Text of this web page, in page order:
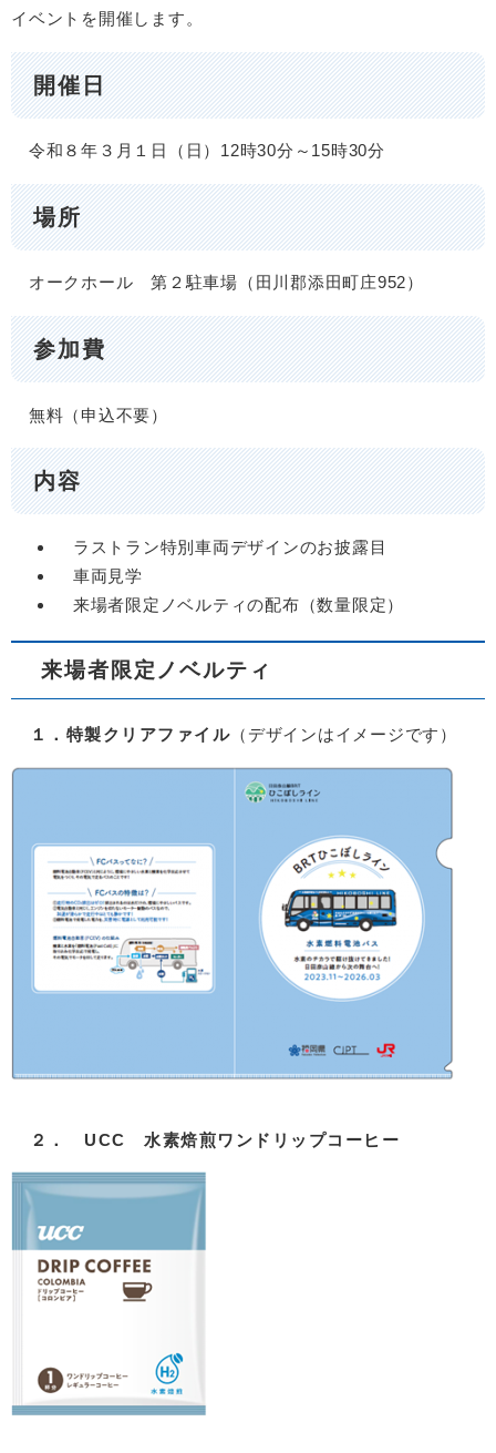
イベントを開催します。
開催日
令和８年３月１日（日）12時30分～15時30分
場所
オークホール 第２駐車場（田川郡添田町庄952）
参加費
無料（申込不要）
内容
ラストラン特別車両デザインのお披露目
車両見学
来場者限定ノベルティの配布（数量限定）
来場者限定ノベルティ
１．特製クリアファイル （デザインはイメージです）
２． UCC 水素焙煎ワンドリップコーヒー